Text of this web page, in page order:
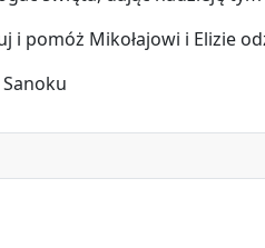
i pomóż Mikołajowi i Elizie
Sanoku